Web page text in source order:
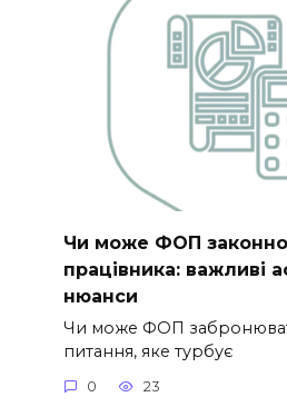
Чи може ФОП
працівника: важливі
нюанси
Чи може ФОП
питання, яке турбує
0 23